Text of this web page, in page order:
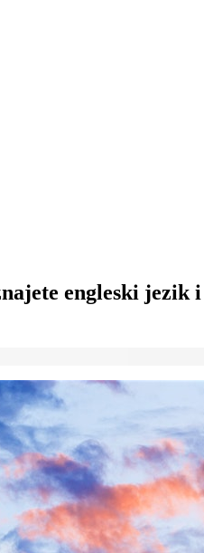
engleski